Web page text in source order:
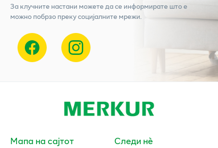
За клучните настани можете да се информирате што е
можно побрзо преку социјалните мрежи.
Мапа на сајтот Следи нè